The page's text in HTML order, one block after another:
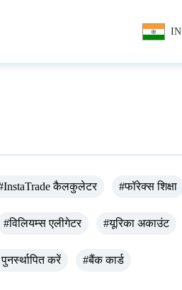
IN
कैलकुलेटर #फॉरेक्स शिक्षा
#विलियम्स एलीगेटर #यूरिका अकाउंट
करें #बैंक कार्ड